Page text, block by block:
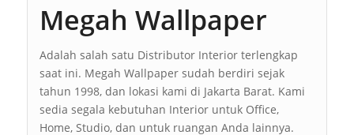
Megah Wallpaper
Adalah salah satu Distributor Interior terlengkap
saat ini. Megah Wallpaper sudah berdiri sejak
tahun 1998, dan lokasi kami di Jakarta Barat. Kami
sedia segala kebutuhan Interior untuk Office,
Home, Studio, dan untuk ruangan Anda lainnya.